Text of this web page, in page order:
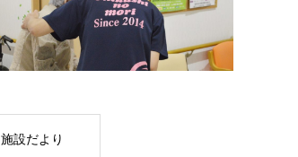
施設だより